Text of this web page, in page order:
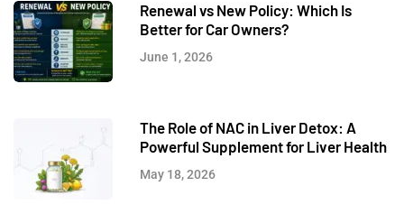
Renewal vs New Policy: Which Is
Better for Car Owners?
June 1, 2026
The Role of NAC in Liver Detox: A
Powerful Supplement for Liver Health
May 18, 2026